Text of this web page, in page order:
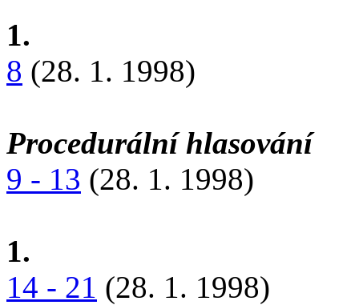
1.
8 (28. 1. 1998)
Procedurální hlasování
9 - 13 (28. 1. 1998)
1.
14 - 21 (28. 1. 1998)